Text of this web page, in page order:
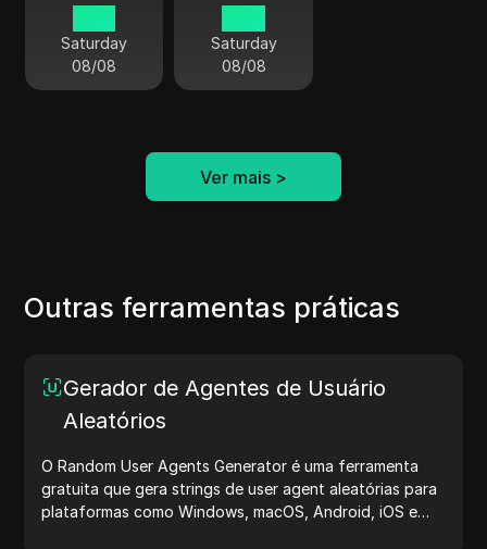
Saturday
08/08
Saturday
08/08
Ver mais >
Outras ferramentas práticas
Gerador de Agentes de Usuário
Aleatórios
O Random User Agents Generator é uma ferramenta
gratuita que gera strings de user agent aleatórias para
plataformas como Windows, macOS, Android, iOS e